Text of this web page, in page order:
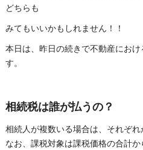
どちらも
みてもいいかもしれません！！
本日は、昨日の続きで不動産にお
す。
相続税は誰が払うの？
相続人が複数いる場合は、それぞれ
なお、課税対象は課税価格の合計